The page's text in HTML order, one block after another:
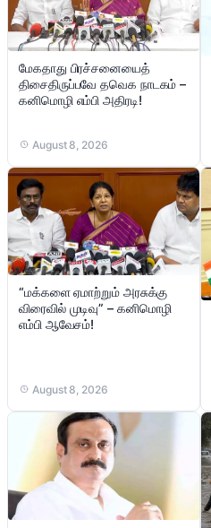
மேகதாது பிரச்சனையைத்
திசைதிருப்பவே தவெக நாடகம் –
கனிமொழி எம்பி அதிரடி!
August 8, 2026
“மக்களை ஏமாற்றும் அரசுக்கு
விரைவில் முடிவு” – கனிமொழி
எம்பி ஆவேசம்!
August 8, 2026